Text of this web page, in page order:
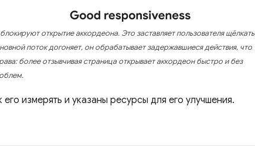
открытие аккордеона. Это заставляет пользователя щёлкать
поток догоняет, он обрабатывает задержавшиеся действия, что
более отзывчивая страница открывает аккордеон быстро и без
измерять и указаны ресурсы для его улучшения.